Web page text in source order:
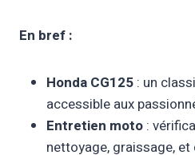
En bref :
Honda CG125 : un
accessible aux
Entretien moto :
nettoyage, graissage,